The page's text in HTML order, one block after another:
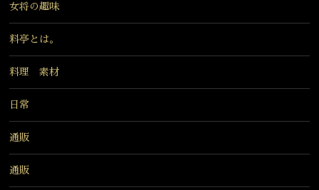
女将の趣味
料亭とは。
料理 素材
日常
通販
通販